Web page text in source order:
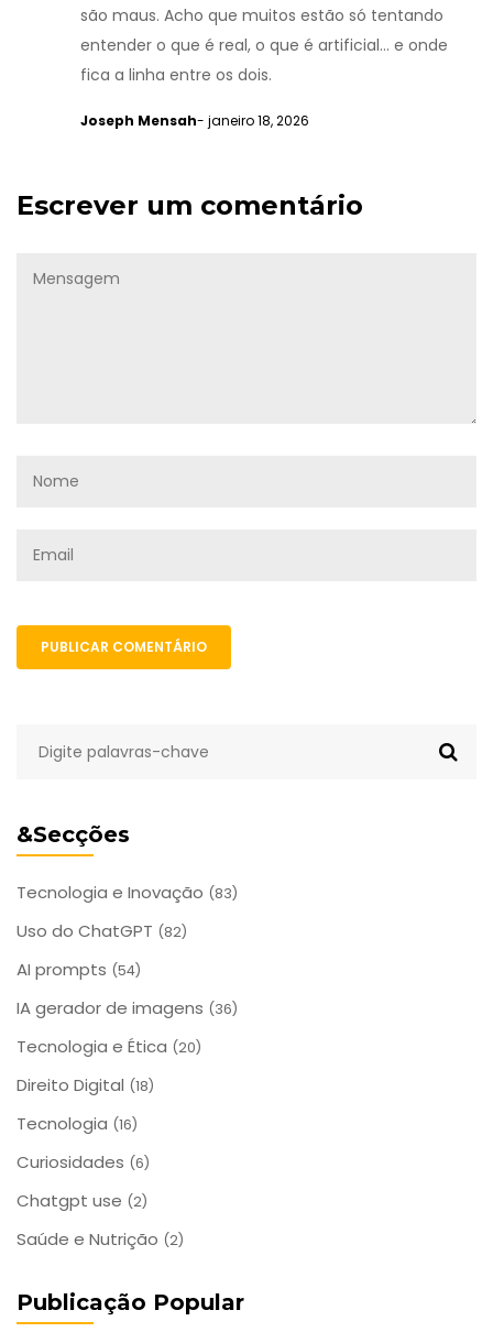
&Secções
Tecnologia e Inovação (83)
Uso do ChatGPT (82)
AI prompts (54)
IA gerador de imagens (36)
Tecnologia e Ética (20)
Direito Digital (18)
Tecnologia (16)
Curiosidades (6)
Chatgpt use (2)
Saúde e Nutrição (2)
Publicação Popular
são maus. Acho que muitos estão só tentando
entender o que é real, o que é artificial... e onde
fica a linha entre os dois.
Joseph Mensah- janeiro 18, 2026
Escrever um comentário
PUBLICAR COMENTÁRIO